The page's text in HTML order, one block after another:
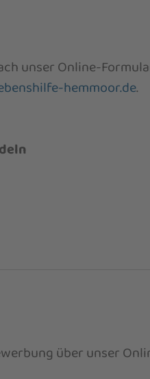
unser Online-
hemmoor.de.
über unser